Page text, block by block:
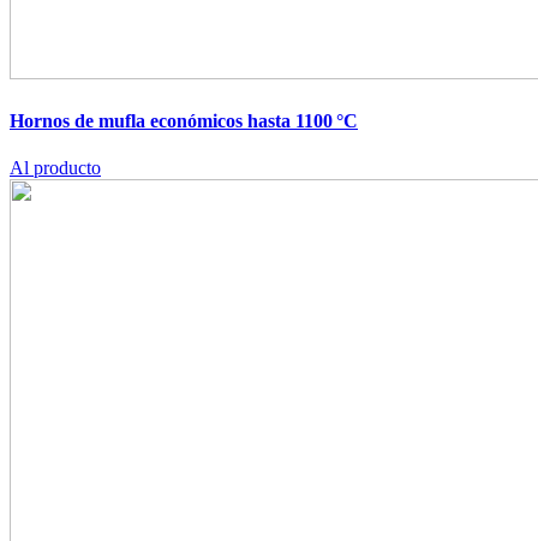
Hornos de mufla económicos hasta 1100 °C
Al producto